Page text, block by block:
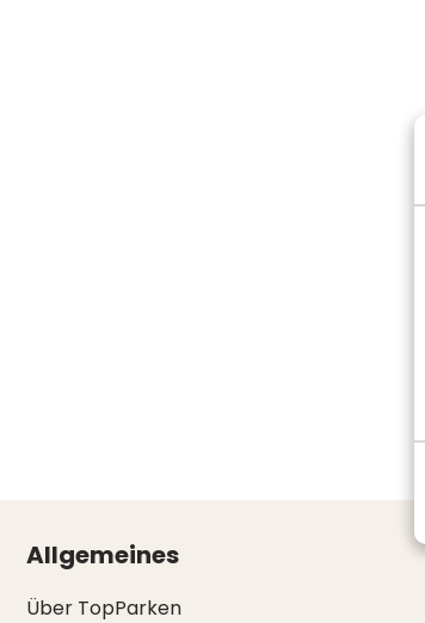
Allgemeines
Über TopParken